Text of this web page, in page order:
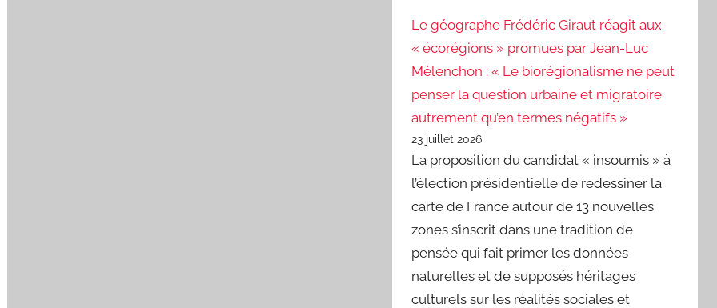
Le géographe Frédéric Giraut réagit aux
« écorégions » promues par Jean-Luc
Mélenchon : « Le biorégionalisme ne peut
penser la question urbaine et migratoire
autrement qu’en termes négatifs »
23 juillet 2026
La proposition du candidat « insoumis » à
l’élection présidentielle de redessiner la
carte de France autour de 13 nouvelles
zones s’inscrit dans une tradition de
pensée qui fait primer les données
naturelles et de supposés héritages
culturels sur les réalités sociales et